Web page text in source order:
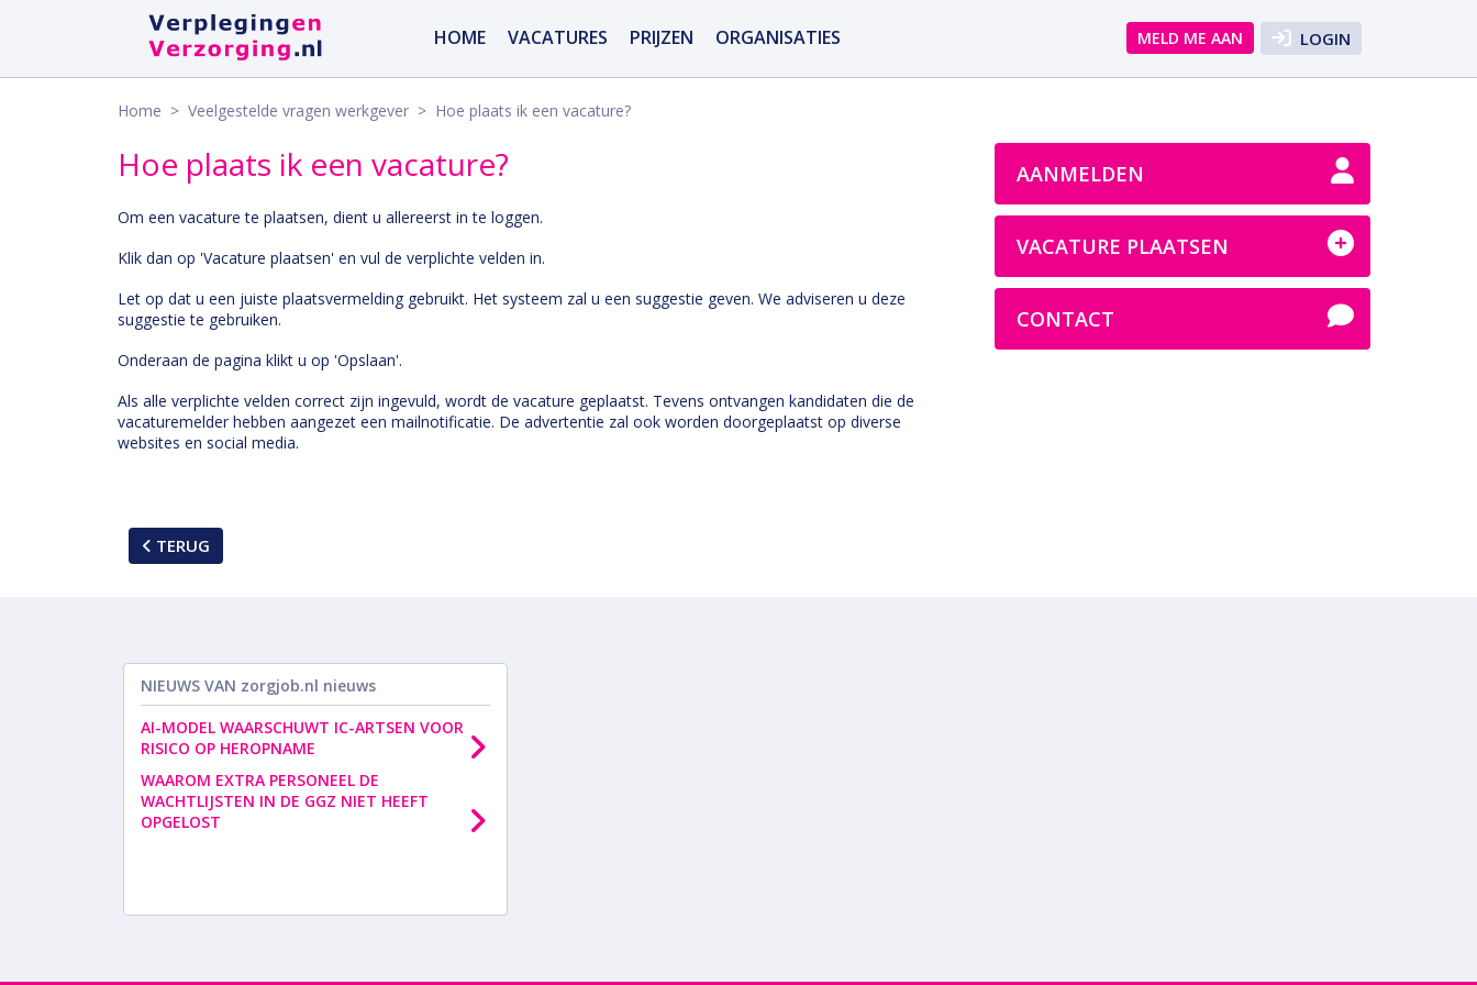
HOME VACATURES PRIJZEN ORGANISATIES LOGIN
MELD ME AAN
Home > Veelgestelde vragen werkgever > Hoe plaats ik een vacature?
Hoe plaats ik een vacature?
Om een vacature te plaatsen, dient u allereerst in te loggen.
Klik dan op 'Vacature plaatsen' en vul de verplichte velden in.
Let op dat u een juiste plaatsvermelding gebruikt. Het systeem zal u een suggestie geven. We adviseren u deze
suggestie te gebruiken.
Onderaan de pagina klikt u op 'Opslaan'.
Als alle verplichte velden correct zijn ingevuld, wordt de vacature geplaatst. Tevens ontvangen kandidaten die de
vacaturemelder hebben aangezet een mailnotificatie. De advertentie zal ook worden doorgeplaatst op diverse
websites en social media.
AANMELDEN
VACATURE PLAATSEN
CONTACT
TERUG
NIEUWS VAN zorgjob.nl nieuws
AI-MODEL WAARSCHUWT IC-ARTSEN VOOR
RISICO OP HEROPNAME
WAAROM EXTRA PERSONEEL DE
WACHTLIJSTEN IN DE GGZ NIET HEEFT
OPGELOST